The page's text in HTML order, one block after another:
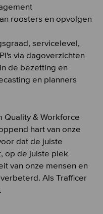
roosters en opvolgen
servicelevel,
via dagoverzichten
de bezetting en
en planners
Quality & Workforce
hart van onze
dat de juiste
op de juiste plek
van onze mensen en
Als Trafficer